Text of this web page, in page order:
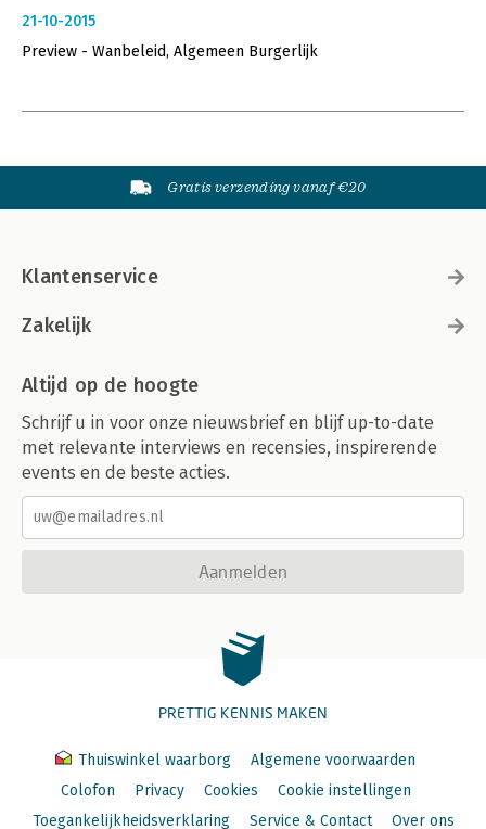
21-10-2015
Preview - Wanbeleid, Algemeen Burgerlijk
Gratis verzending vanaf €20
Klantenservice
Zakelijk
Altijd op de hoogte
Schrijf u in voor onze nieuwsbrief en blijf up-to-date
met relevante interviews en recensies, inspirerende
events en de beste acties.
Aanmelden
PRETTIG KENNIS MAKEN
Thuiswinkel waarborg
Algemene voorwaarden
Colofon
Privacy Cookies
Cookie instellingen
Toegankelijkheidsverklaring
Service & Contact Over ons